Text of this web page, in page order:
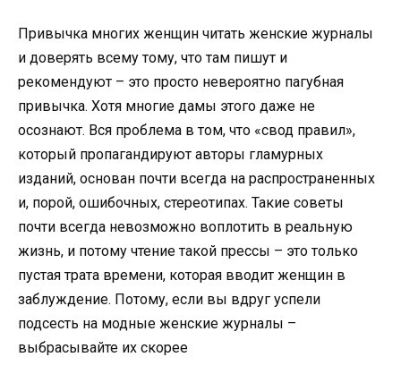
Привычка многих женщин читать женские журналы
и доверять всему тому, что там пишут и
рекомендуют – это просто невероятно пагубная
привычка. Хотя многие дамы этого даже не
осознают. Вся проблема в том, что «свод правил»,
который пропагандируют авторы гламурных
изданий, основан почти всегда на распространенных
и, порой, ошибочных, стереотипах. Такие советы
почти всегда невозможно воплотить в реальную
жизнь, и потому чтение такой прессы – это только
пустая трата времени, которая вводит женщин в
заблуждение. Потому, если вы вдруг успели
подсесть на модные женские журналы –
выбрасывайте их скорее